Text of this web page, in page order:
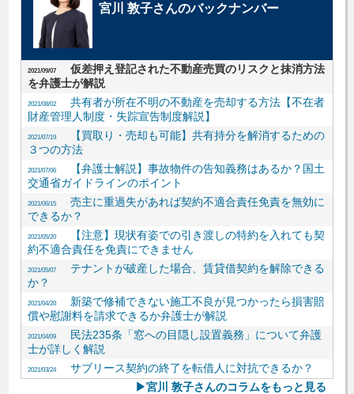
宮川 敦子さんのバックナンバー
2021/09/07仮差押え登記された不動産売買のリスクと抹消方法
を弁護士が解説
2021/08/02共有者が所在不明の不動産を売却する方法【不在者
財産管理人制度・失踪宣告制度解説】
2021/07/19【買取り・売却も可能】共有持分を解消するための
３つの方法
2021/07/06【弁護士解説】事故物件の告知義務はあるか？国土
交通省ガイドラインのポイント
2021/06/15売主に重過失があれば契約不適合責任免責を無効に
できるか？
2021/05/20【注意】現状有姿での引き渡しの特約を入れても契
約不適合責任を免責にできません
2021/05/07テナントが破産した場合、賃貸借契約を解除できる
か？
2021/04/20新築で修補できない施工不良が見つかったら損害賠
償や慰謝料を請求できるか弁護士が解説
2021/04/09民法235条「窓への目隠し設置義務」について弁護
士が詳しく解説
2021/03/24サブリース契約の終了を転借人に対抗できるか？
▶宮川 敦子さんのコラムをもっと見る